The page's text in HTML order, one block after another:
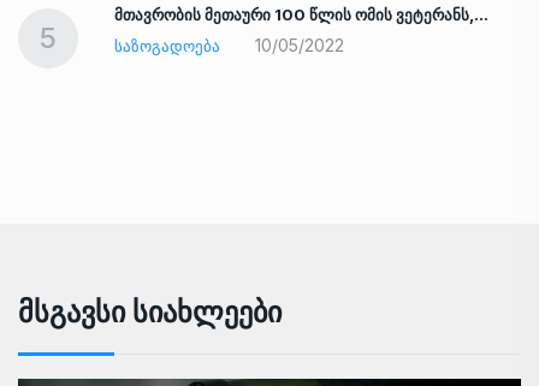
5
მთავრობის მეთაური 100 წლის ომის ვეტერანს,…
ᲡᲐᲖᲝᲒᲐᲓᲝᲔᲑᲐ
10/05/2022
Მსგავსი Სიახლეები